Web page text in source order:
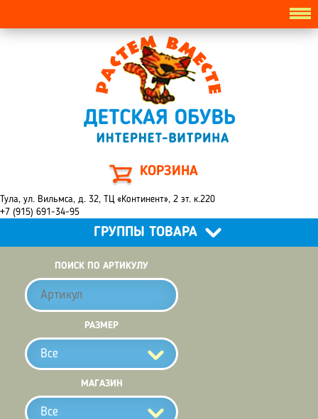
КОРЗИНА
Тула, ул. Вильмса, д. 32, ТЦ «Континент», 2 эт. к.220
+7 (915) 691-34-95
ГРУППЫ ТОВАРА
ПОИСК ПО АРТИКУЛУ
РАЗМЕР
Все
МАГАЗИН
Все